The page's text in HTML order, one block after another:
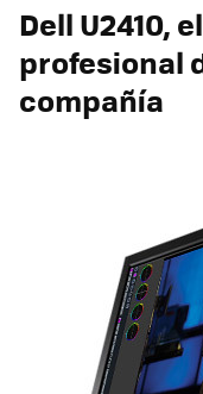
Dell U2410,
profesional
compañía